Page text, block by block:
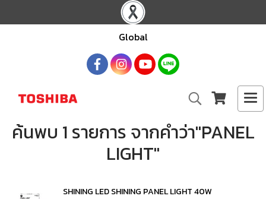
Global
ค้นพบ 1 รายการ จากคำว่า"PANEL
LIGHT"
SHINING LED SHINING PANEL LIGHT 40W